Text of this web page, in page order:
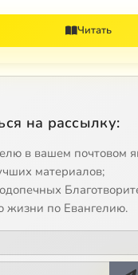
Читать
на рассылку:
в вашем почтовом
материалов;
жизни по Евангелию.